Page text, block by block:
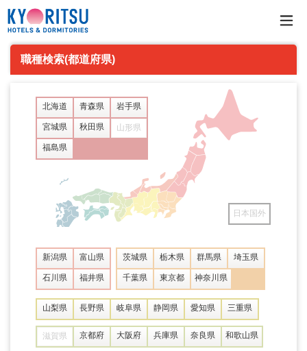
職種検索(都道府県)
北海道 青森県 岩手県
宮城県 秋田県 山形県
福島県
茨城県 栃木県 群馬県 埼玉県
千葉県 東京都 神奈川県
新潟県 富山県
石川県 福井県
山梨県 長野県 岐阜県 静岡県 愛知県 三重県
滋賀県 京都府 大阪府 兵庫県 奈良県 和歌山県
日本国外